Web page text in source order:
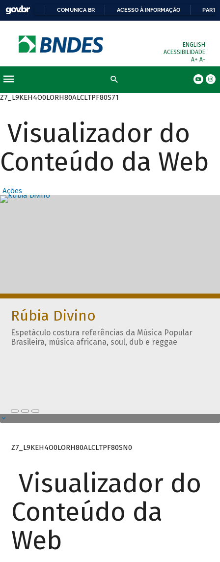
COMUNICA BR ACESSO À INFORMAÇÃO
ENGLISH
ACESSIBILIDADE
A+ A-
Z7_L9KEH4O0LORH80ALCLTPF80S71
Visualizador do
Conteúdo da Web
Ações
Destaques
Rúbia Divino
Espetáculo costura referências da Música Popular
Brasileira, música africana, soul, dub e reggae
Z7_L9KEH4O0LORH80ALCLTPF80SN0
Visualizador do
Conteúdo da
Web